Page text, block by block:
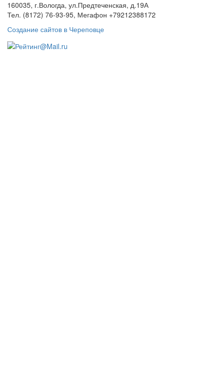
160035, г.Вологда, ул.Предтеченская, д.19А
Тел. (8172) 76-93-95, Мегафон +79212388172
Создание сайтов в Череповце